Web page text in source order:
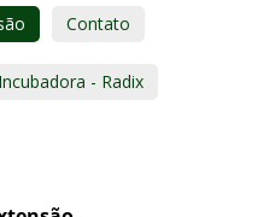
Contato
Incubadora - Radix